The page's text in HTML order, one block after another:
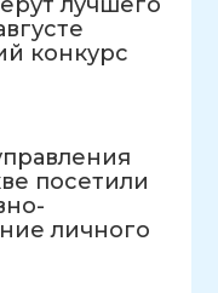
конкурс
посетили
личного